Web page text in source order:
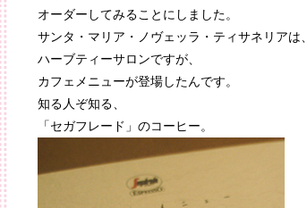
オーダーしてみることにしました。
サンタ・マリア・ノヴェッラ・ティサネリアは、
ハーブティーサロンですが、
カフェメニューが登場したんです。
知る人ぞ知る、
「セガフレード」のコーヒー。